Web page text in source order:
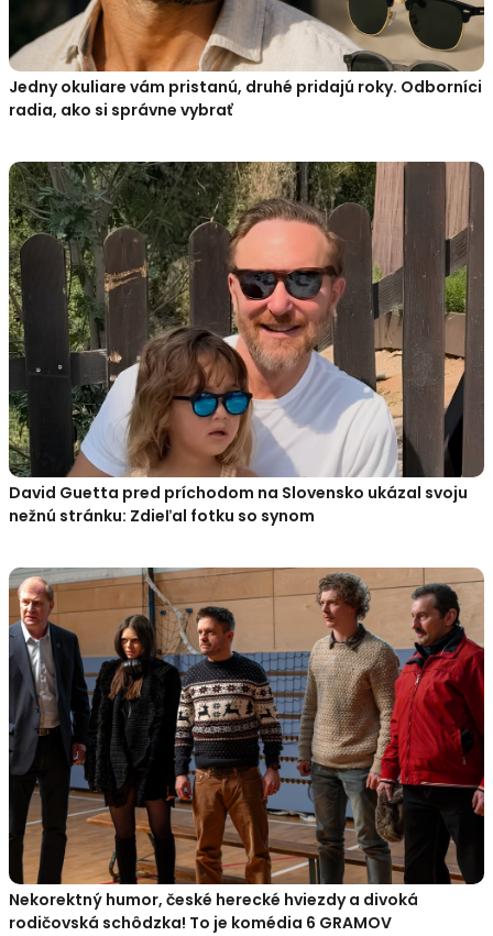
Jedny okuliare vám pristanú, druhé pridajú roky. Odborníci
radia, ako si správne vybrať
David Guetta pred príchodom na Slovensko ukázal svoju
nežnú stránku: Zdieľal fotku so synom
Nekorektný humor, české herecké hviezdy a divoká
rodičovská schôdzka! To je komédia 6 GRAMOV